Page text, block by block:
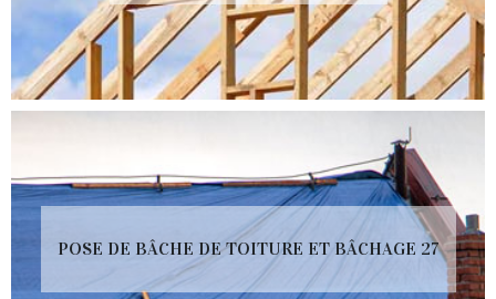
POSE DE BÂCHE DE TOITURE ET BÂCHAGE 27